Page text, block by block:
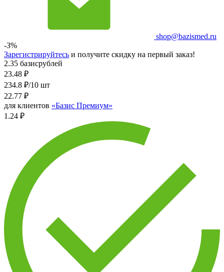
shop@bazismed.ru
-3%
Зарегистрируйтесь и получите скидку на первый заказ!
2.35 базисрублей
23.48 ₽
234.8 ₽/10 шт
22.77 ₽
для клиентов «Базис Премиум»
1.24 ₽